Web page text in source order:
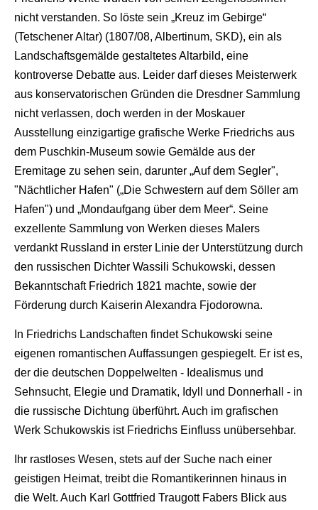
nicht verstanden. So löste sein „Kreuz im Gebirge“
(Tetschener Altar) (1807/08, Albertinum, SKD), ein als
Landschaftsgemälde gestaltetes Altarbild, eine
kontroverse Debatte aus. Leider darf dieses Meisterwerk
aus konservatorischen Gründen die Dresdner Sammlung
nicht verlassen, doch werden in der Moskauer
Ausstellung einzigartige grafische Werke Friedrichs aus
dem Puschkin-Museum sowie Gemälde aus der
Eremitage zu sehen sein, darunter „Auf dem Segler",
"Nächtlicher Hafen" („Die Schwestern auf dem Söller am
Hafen") und „Mondaufgang über dem Meer“. Seine
exzellente Sammlung von Werken dieses Malers
verdankt Russland in erster Linie der Unterstützung durch
den russischen Dichter Wassili Schukowski, dessen
Bekanntschaft Friedrich 1821 machte, sowie der
Förderung durch Kaiserin Alexandra Fjodorowna.
In Friedrichs Landschaften findet Schukowski seine
eigenen romantischen Auffassungen gespiegelt. Er ist es,
der die deutschen Doppelwelten - Idealismus und
Sehnsucht, Elegie und Dramatik, Idyll und Donnerhall - in
die russische Dichtung überführt. Auch im grafischen
Werk Schukowskis ist Friedrichs Einfluss unübersehbar.
Ihr rastloses Wesen, stets auf der Suche nach einer
geistigen Heimat, treibt die Romantikerinnen hinaus in
die Welt. Auch Karl Gottfried Traugott Fabers Blick aus